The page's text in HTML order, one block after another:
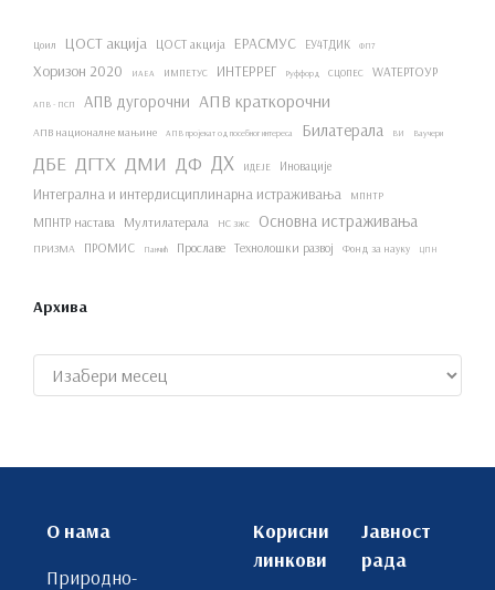
Цоил ЦОСТ акција ЦОСТ акција ЕРАСМУС ЕУ4ТДИК ФП7
Хоризон 2020 ИАЕА ИМПЕТУС ИНТЕРРЕГ Руффорд СЦОПЕС WАТЕРТОУР
АПВ - ПСП АПВ дугорочни АПВ краткорочни
АПВ националне мањине АПВ пројекат од посебног интереса Билатерала ВИ Ваучери
ДБЕ ДГТХ ДМИ ДФ ДХ ИДЕЈЕ Иновације
Интегрална и интердисциплинарна истраживања МПНТР
МПНТР настава Мултилатерала НС зжс Основна истраживања
ПРИЗМА ПРОМИС Панчић Прославе Технолошки развој Фонд за науку ЦПН
Архива
О нама
Природно-
Корисни
линкови
Јавност
рада